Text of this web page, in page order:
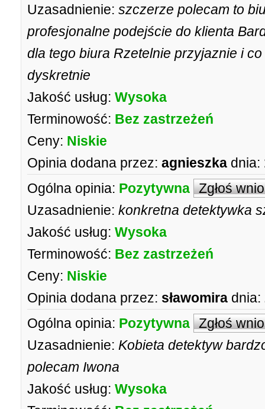
Uzasadnienie: szczerze polecam to
profesjonalne podejście do klienta
dla tego biura Rzetelnie przyjaznie i
dyskretnie
Jakość usług: Wysoka
Terminowość: Bez zastrzeżeń
Ceny: Niskie
Opinia dodana przez: agnieszka dnia:
Ogólna opinia: Pozytywna Zgłoś
Uzasadnienie: konkretna detektywka
Jakość usług: Wysoka
Terminowość: Bez zastrzeżeń
Ceny: Niskie
Opinia dodana przez: sławomira dnia:
Ogólna opinia: Pozytywna Zgłoś
Uzasadnienie: Kobieta detektyw
polecam Iwona
Jakość usług: Wysoka